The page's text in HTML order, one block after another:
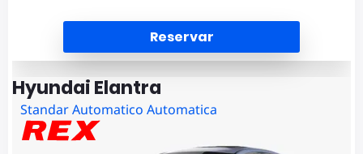
Reservar
Hyundai Elantra
Standar Automatico Automatica